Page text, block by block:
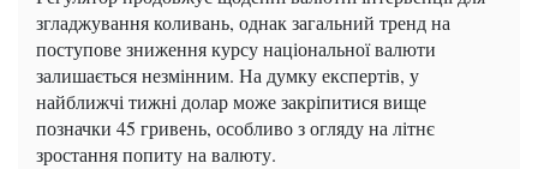
згладжування коливань, однак загальний тренд на
поступове зниження курсу національної валюти
залишається незмінним. На думку експертів, у
найближчі тижні долар може закріпитися вище
позначки 45 гривень, особливо з огляду на літнє
зростання попиту на валюту.